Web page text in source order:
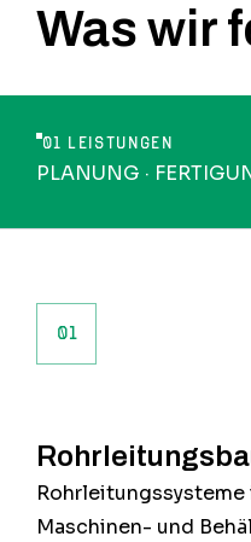
Was wir
01 LEISTUNGEN
PLANUNG ·
01
Maschinen- und